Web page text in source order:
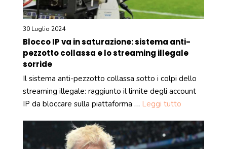
30 Luglio 2024
Blocco IP va in saturazione: sistema anti-
pezzotto collassa e lo streaming illegale
sorride
Il sistema anti-pezzotto collassa sotto i colpi dello
streaming illegale: raggiunto il limite degli account
IP da bloccare sulla piattaforma … Leggi tutto